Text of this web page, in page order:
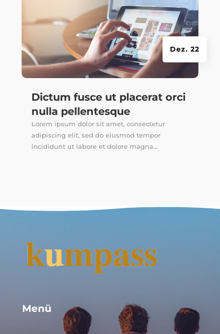
Dictum fusce ut placerat orci
nulla pellentesque
Dez. 22
Lorem ipsum dolor sit amet, consectetur
adipiscing elit, sed do eiusmod tempor
incididunt ut labore et dolore magna...
Menü